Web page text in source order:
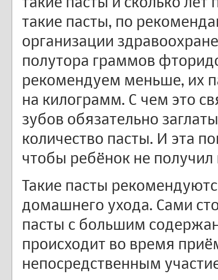
такие пасты, по
организации
полутора граммов
рекомендуем меньше, их
на килограмм. С чем это
зубов обязательно
количество пасты. И эта
чтобы ребёнок не
Такие пасты
домашнего ухода. Сами
пасты с большим
происходит во время
непосредственным